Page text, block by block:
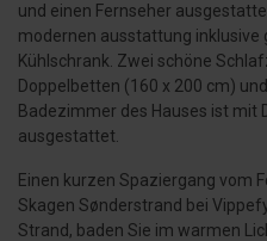
und einen Fernseher
modernen ausstattung inklusive
Kühlschrank. Zwei schöne
Doppelbetten (160 x 200 cm)
Badezimmer des Hauses ist mit
ausgestattet.
Einen kurzen Spaziergang vom
Skagen Sønderstrand bei
Strand, baden Sie im warmen